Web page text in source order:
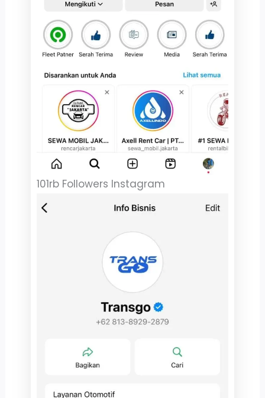
101rb Followers Instagram